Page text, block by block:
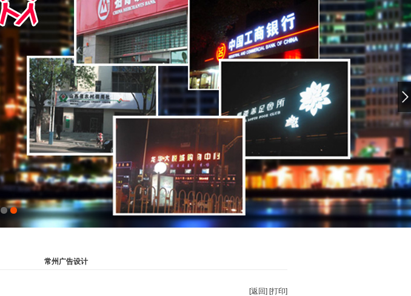
常州广告设计
[返回] [打印]